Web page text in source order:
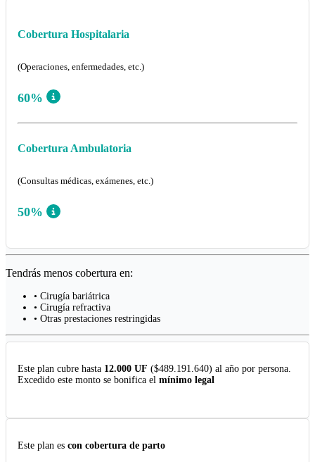
Cobertura Hospitalaria
(Operaciones, enfermedades, etc.)
60%
Cobertura Ambulatoria
(Consultas médicas, exámenes, etc.)
50%
Tendrás menos cobertura en:
• Cirugía bariátrica
• Cirugía refractiva
• Otras prestaciones restringidas
Este plan cubre hasta 12.000 UF ($489.191.640) al año por persona.
Excedido este monto se bonifica el mínimo legal
Este plan es con cobertura de parto